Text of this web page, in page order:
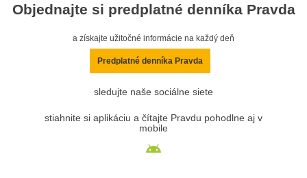
Objednajte si predplatné denníka Pravda
a získajte užitočné informácie na každý deň
Predplatné denníka Pravda
sledujte naše sociálne siete
stiahnite si aplikáciu a čítajte Pravdu pohodlne aj v
mobile